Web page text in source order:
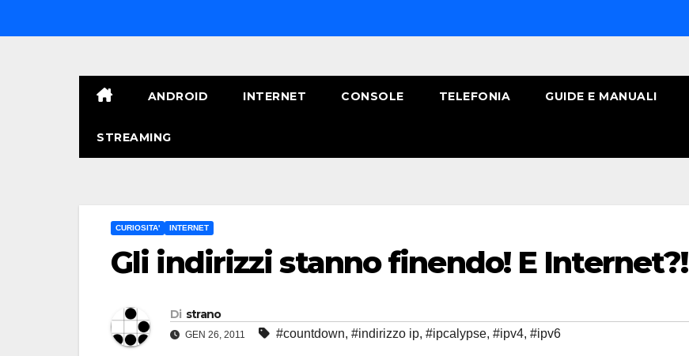
al
ANDROID INTERNET CONSOLE TELEFONIA GUIDE E MANUALI
STREAMING
CURIOSITA' INTERNET
Gli indirizzi stanno finendo! E Internet?!
Di strano
GEN 26, 2011 #countdown, #indirizzo ip, #ipcalypse, #ipv4, #ipv6